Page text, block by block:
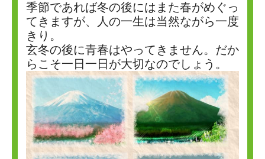
季節であれば冬の後にはまた春がめぐっ
てきますが、人の一生は当然ながら一度
きり。
玄冬の後に青春はやってきません。だか
らこそ一日一日が大切なのでしょう。